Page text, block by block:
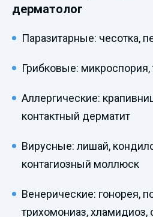
дерматолог
Паразитарные: чесотка,
Грибковые: микроспория,
Аллергические:
контактный дерматит
Вирусные: лишай,
контагиозный моллюск
Венерические: гонорея,
трихомониаз, хламидиоз,